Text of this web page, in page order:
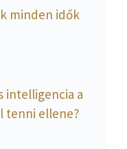
minden idők
intelligencia a
tenni ellene?